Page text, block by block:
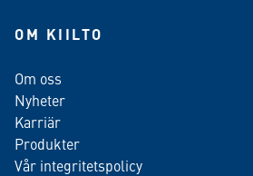
OM KIILTO
Om oss
Nyheter
Karriär
Produkter
Vår integritetspolicy